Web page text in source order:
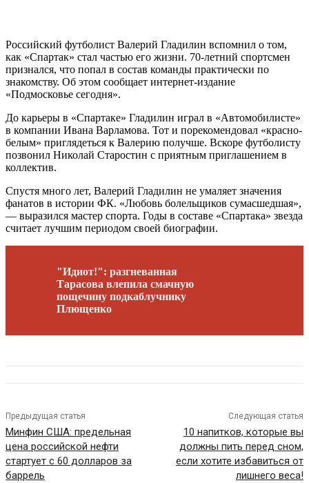
Российский футболист Валерий Гладилин вспомнил о том,
как «Спартак» стал частью его жизни. 70-летний спортсмен
признался, что попал в состав команды практически по
знакомству. Об этом сообщает интернет-издание
«Подмосковье сегодня».
До карьеры в «Спартаке» Гладилин играл в «Автомобилисте»
в компании Ивана Варламова. Тот и порекомендовал «красно-
белым» приглядеться к Валерию получше. Вскоре футболисту
позвонил Николай Старостин с приятным приглашением в
коллектив.
Спустя много лет, Валерий Гладилин не умаляет значения
фанатов в истории ФК. «Любовь болельщиков сумасшедшая»,
— выразился мастер спорта. Годы в составе «Спартака» звезда
считает лучшим периодом своей биографии.
"Идиот!": разгневанная
Тарасова влепила смачную
пощечину подкаблучнику
Плющенко
Предыдущая статья
Минфин США: предельная
цена российской нефти
стартует с 60 долларов за
баррель
Следующая статья
10 напитков, которые вы
должны пить перед сном,
если хотите избавиться от
лишнего веса!